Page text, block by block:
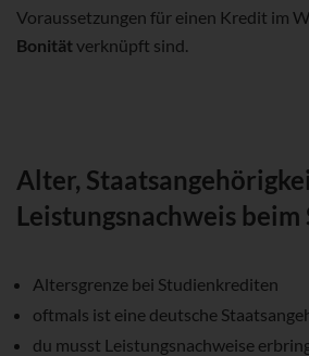
Voraussetzungen für einen Kredit im
Bonitätverknüpft sind.
Alter,
Leistungsnachweis
Altersgrenze bei Studienkrediten
oftmals ist eine deutsche
du musst Leistungsnachweise